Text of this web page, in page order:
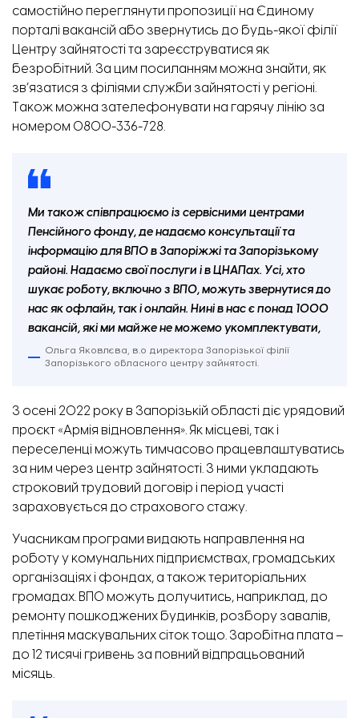
самостійно переглянути пропозиції на Єдиному
порталі вакансій або звернутись до будь-якої філії
Центру зайнятості та зареєструватися як
безробітний. За цим посиланням можна знайти, як
зв’язатися з філіями служби зайнятості у регіоні.
Також можна зателефонувати на гарячу лінію за
номером 0800-336-728.
Ми також співпрацюємо із сервісними центрами
Пенсійного фонду, де надаємо консультації та
інформацію для ВПО в Запоріжжі та Запорізькому
районі. Надаємо свої послуги і в ЦНАПах. Усі, хто
шукає роботу, включно з ВПО, можуть звернутися до
нас як офлайн, так і онлайн. Нині в нас є понад 1000
вакансій, які ми майже не можемо укомплектувати,
Ольга Яковлєва, в.о директора Запорізької філії
Запорізького обласного центру зайнятості.
З осені 2022 року в Запорізькій області діє урядовий
проєкт «Армія відновлення». Як місцеві, так і
переселенці можуть тимчасово працевлаштуватись
за ним через центр зайнятості. З ними укладають
строковий трудовий договір і період участі
зараховується до страхового стажу.
Учасникам програми видають направлення на
роботу у комунальних підприємствах, громадських
організаціях і фондах, а також територіальних
громадах. ВПО можуть долучитись, наприклад, до
ремонту пошкоджених будинків, розбору завалів,
плетіння маскувальних сіток тощо. Заробітна плата –
до 12 тисячі гривень за повний відпрацьований
місяць.